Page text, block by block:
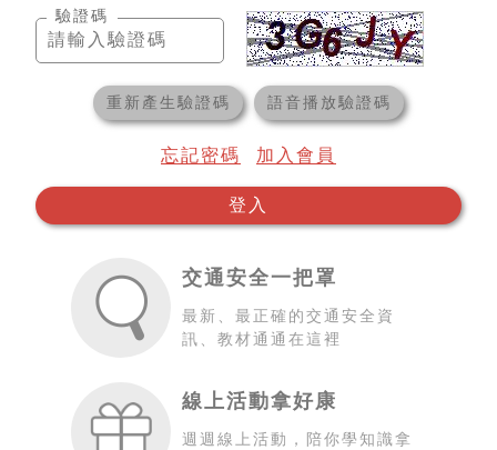
交通安全一把罩
最新、最正確的交通安全資
訊、教材通通在這裡
線上活動拿好康
週週線上活動，陪你學知識拿
驗證碼
重新產生驗證碼 語音播放驗證碼
忘記密碼 加入會員
登入